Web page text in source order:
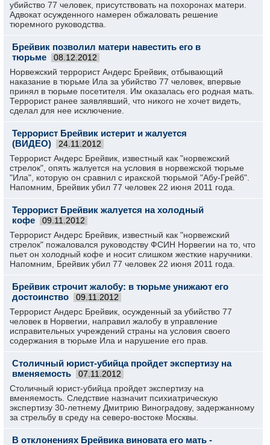
убийство 77 человек, присутствовать на похоронах матери.
Адвокат осужденного намерен обжаловать решение
тюремного руководства.
Брейвик позволил матери навестить его в
тюрьме
08.12.2012
Норвежский террорист Андерс Брейвик, отбывающий
наказание в тюрьме Ила за убийство 77 человек, впервые
принял в тюрьме посетителя. Им оказалась его родная мать.
Террорист ранее заявлявший, что никого не хочет видеть,
сделал для нее исключение.
Террорист Брейвик истерит и жалуется
(ВИДЕО)
24.11.2012
Террорист Андерс Брейвик, известный как "норвежский
стрелок", опять жалуется на условия в норвежской тюрьме
"Ила", которую он сравнил с иракской тюрьмой "Абу-Грейб".
Напомним, Брейвик убил 77 человек 22 июня 2011 года.
Террорист Брейвик жалуется на холодный
кофе
09.11.2012
Террорист Андерс Брейвик, известный как "норвежский
стрелок" пожаловался руководству ФСИН Норвегии на то, что
пьет он холодный кофе и носит слишком жесткие наручники.
Напомним, Брейвик убил 77 человек 22 июня 2011 года.
Брейвик строчит жалобу: в тюрьме унижают его
достоинство
09.11.2012
Террорист Андерс Брейвик, осужденный за убийство 77
человек в Норвегии, направил жалобу в управление
исправительных учреждений страны на условия своего
содержания в тюрьме Ила и нарушение его прав.
Столичный юрист-убийца пройдет экспертизу на
вменяемость
07.11.2012
Столичный юрист-убийца пройдет экспертизу на
вменяемость. Следствие назначит психиатрическую
экспертизу 30-летнему Дмитрию Виноградову, задержанному
за стрельбу в среду на северо-востоке Москвы.
В отклонениях Брейвика виновата его мать -